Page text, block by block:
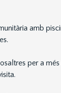
amb
per a